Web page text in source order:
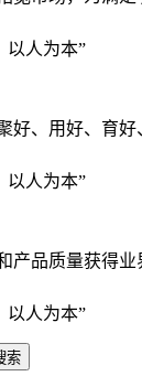
以人为本”
好、用好、育
以人为本”
产品质量获得
以人为本”